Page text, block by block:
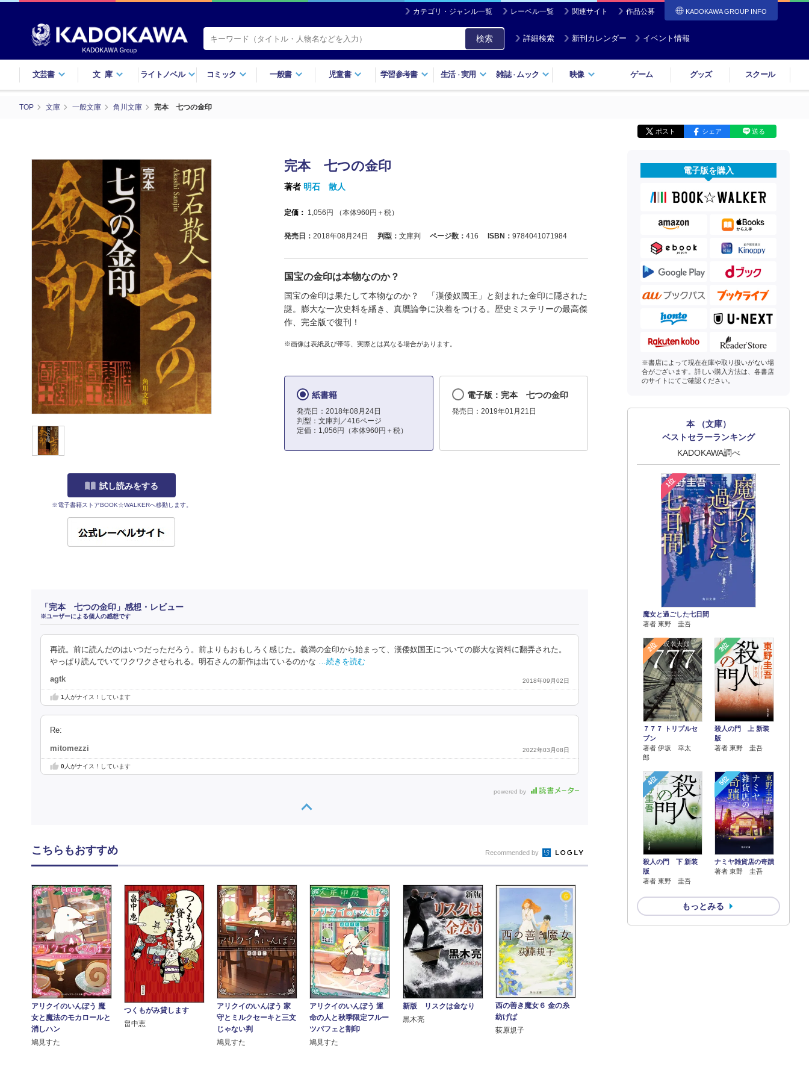
カテゴリ・ジャンル一覧 レーベル一覧 関連サイト 作品公募 KADOKAWA GROUP INFO
検索 詳細検索 新刊カレンダー イベント情報
文芸書 文庫 ライトノベル コミック 一般書 児童書 学習参考書 生活・実用 雑誌・ ムック 映像 ゲーム グッズ スクール
TOP 文庫 一般文庫 角川文庫 完本 七つの金印
ポスト シェア 送る
試し読みをする
※電子書籍ストアBOOK☆WALKERへ移動します。
完本 七つの金印
著者 明石 散人
定価： 1,056 円 （本体960円＋税）
発売日： 2018年08月24日 判型： 文庫判 ページ数： 416 ISBN： 9784041071984
国宝の金印は本物なのか？
国宝の金印は果たして本物なのか？ 「漢倭奴國王」と刻まれた金印に隠された
謎。膨大な一次史料を繙き、真贋論争に決着をつける。歴史ミステリーの最高傑
作、完全版で復刊！
※画像は表紙及び帯等、実際とは異なる場合があります。
紙書籍
発売日：2018年08月24日
判型：文庫判／416ページ
定価：1,056円（本体960円＋税）
電子版：完本 七つの金印
発売日：2019年01月21日
「完本 七つの金印」感想・レビュー
※ユーザーによる個人の感想です
再読。前に読んだのはいつだっただろう。前よりもおもしろく感じた。義満の金印から始まって、漢倭奴国王についての膨大な資料に翻弄された。
やっぱり読んでいてワクワクさせられる。明石さんの新作は出ているのかな
…続きを読む
agtk 2018年09月02日
1人がナイス！しています
Re:
mitomezzi 2022年03月08日
0人がナイス！しています
powered by
電子版を購入
※書店によって現在在庫や取り扱いがない場
合がございます。詳しい購入方法は、各書店
のサイトにてご確認ください。
本 （文庫）
ベストセラーランキング
KADOKAWA調べ
1位
魔女と過ごした七日間
著者 東野 圭吾
2位
７７７ トリプルセ
ブン
著者 伊坂 幸太
郎
3位
殺人の門 上 新装
版
著者 東野 圭吾
4位
殺人の門 下 新装
版
著者 東野 圭吾
5位
ナミヤ雑貨店の奇蹟
著者 東野 圭吾
もっとみる
こちらもおすすめ Recommended by
アリクイのいんぼう 魔
女と魔法のモカロールと
消しハン
鳩見すた
つくもがみ貸します
畠中恵
アリクイのいんぼう 家
守とミルクセーキと三文
じゃない判
鳩見すた
アリクイのいんぼう 運
命の人と秋季限定フルー
ツパフェと割印
鳩見すた
新版 リスクは金なり
黒木亮
西の善き魔女６ 金の糸
紡げば
荻原規子